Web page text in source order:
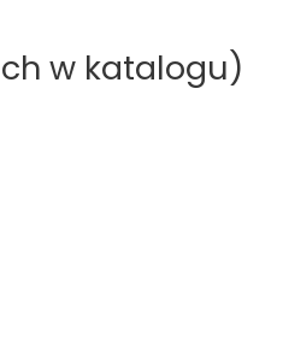
w katalogu)